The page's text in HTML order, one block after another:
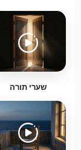
שערי תורה